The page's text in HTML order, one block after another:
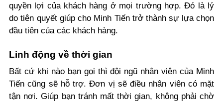
quyền lợi của khách hàng ở mọi trường hợp. Đó là lý
do tiên quyết giúp cho Minh Tiến trở thành sự lựa chọn
đầu tiên của các khách hàng.
Linh động về thời gian
Bất cứ khi nào bạn gọi thì đội ngũ nhân viên của Minh
Tiến cũng sẽ hỗ trợ. Đơn vị sẽ điều nhân viên có mặt
tận nơi. Giúp bạn tránh mất thời gian, không phải chờ